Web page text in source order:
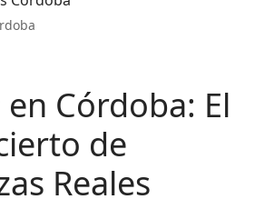
Córdoba: El
de
Reales